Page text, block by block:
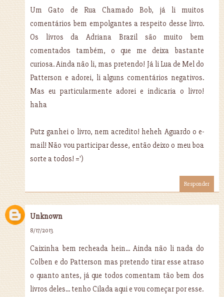
Um Gato de Rua Chamado Bob, já li muitos
comentários bem empolgantes a respeito desse livro.
Os livros da Adriana Brazil são muito bem
comentados também, o que me deixa bastante
curiosa. Ainda não li, mas pretendo! Já li Lua de Mel do
Patterson e adorei, li alguns comentários negativos.
Mas eu particularmente adorei e indicaria o livro!
haha
Putz ganhei o livro, nem acredito! heheh Aguardo o e-
mail! Não vou participar desse, então deixo o meu boa
sorte a todos! =')
Responder
Unknown
8/17/2013
Caixinha bem recheada hein... Ainda não li nada do
Colben e do Patterson mas pretendo tirar esse atraso
o quanto antes, já que todos comentam tão bem dos
livros deles... tenho Cilada aqui e vou começar por esse.